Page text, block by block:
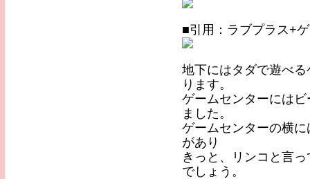
■引用：ラブプラス+
地下にはタダで遊べ
ります。
ゲームセンターには
ました。
ゲームセンターの横
があり
きっと、リンコと言
でしょう。